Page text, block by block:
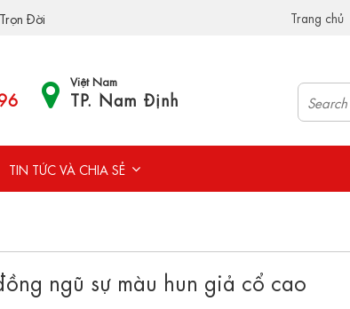
Đời Trang chủ
Việt Nam
TP. Nam Định
TIN TỨC VÀ CHIA SẺ
ngũ sự màu hun giả cổ cao